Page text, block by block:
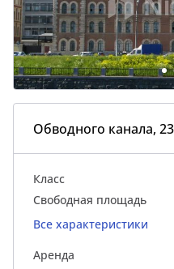
Обводного канала,
Класс
Свободная площадь
Все характеристики
Аренда